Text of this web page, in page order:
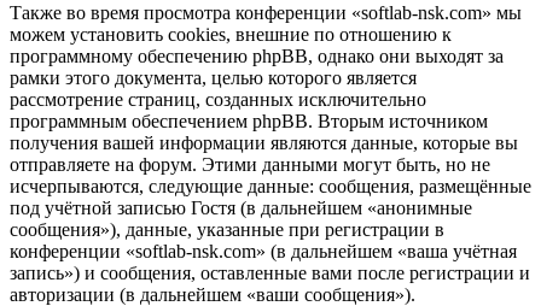
Также во время просмотра конференции «softlab-nsk.com» мы
можем установить cookies, внешние по отношению к
программному обеспечению phpBB, однако они выходят за
рамки этого документа, целью которого является
рассмотрение страниц, созданных исключительно
программным обеспечением phpBB. Вторым источником
получения вашей информации являются данные, которые вы
отправляете на форум. Этими данными могут быть, но не
исчерпываются, следующие данные: сообщения, размещённые
под учётной записью Гостя (в дальнейшем «анонимные
сообщения»), данные, указанные при регистрации в
конференции «softlab-nsk.com» (в дальнейшем «ваша учётная
запись») и сообщения, оставленные вами после регистрации и
авторизации (в дальнейшем «ваши сообщения»).